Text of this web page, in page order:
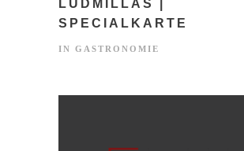
LUDMILLAS |
SPECIALKARTE
IN GASTRONOMIE